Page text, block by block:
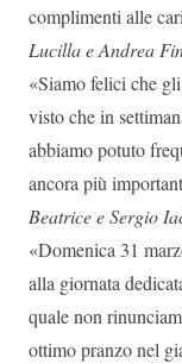
complimenti alle
Lucilla e Andrea
«Siamo felici che
visto che in
abbiamo potuto
ancora più
Beatrice e Sergio
«Domenica 31
alla giornata
quale non
ottimo pranzo nel